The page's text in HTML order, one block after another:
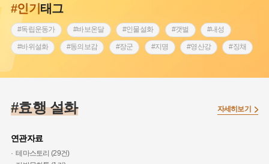
#인기태그
#독립운동가 #바보온달 #인물설화 #갯벌 #내성
#바위설화 #동의보감 #장군 #지명 #영산강 #징채
#인천 #외성 #낙성대
#황해도
#조선역사 #대한애국부인회
#효행 설화
연관자료
테마스토리 (29건)
자세히보기